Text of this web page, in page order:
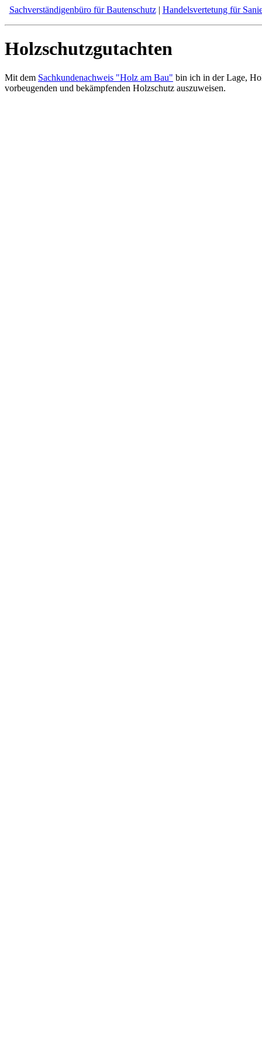
Sachverständigenbüro für Bautenschutz| Handelsvertetung für
Holzschutzgutachten
Mit dem Sachkundenachweis "Holz am Bau" bin ich in der Lage,
vorbeugenden und bekämpfenden Holzschutz auszuweisen.